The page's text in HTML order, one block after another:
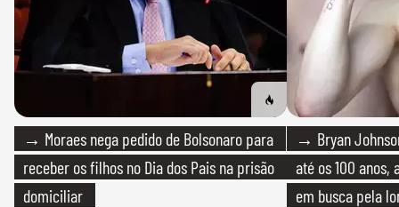
→ Moraes nega pedido de Bolsonaro para
receber os filhos no Dia dos Pais na prisão
domiciliar
→ Bryan
até os 100
em busca pela